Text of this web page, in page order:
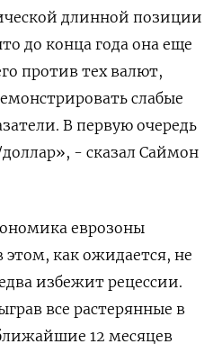
длинной позиции
до конца года она еще
против тех валют,
слабые
В первую очередь
- сказал Саймон
еврозоны
этом, как ожидается, не
избежит рецессии.
все растерянные в
12 месяцев